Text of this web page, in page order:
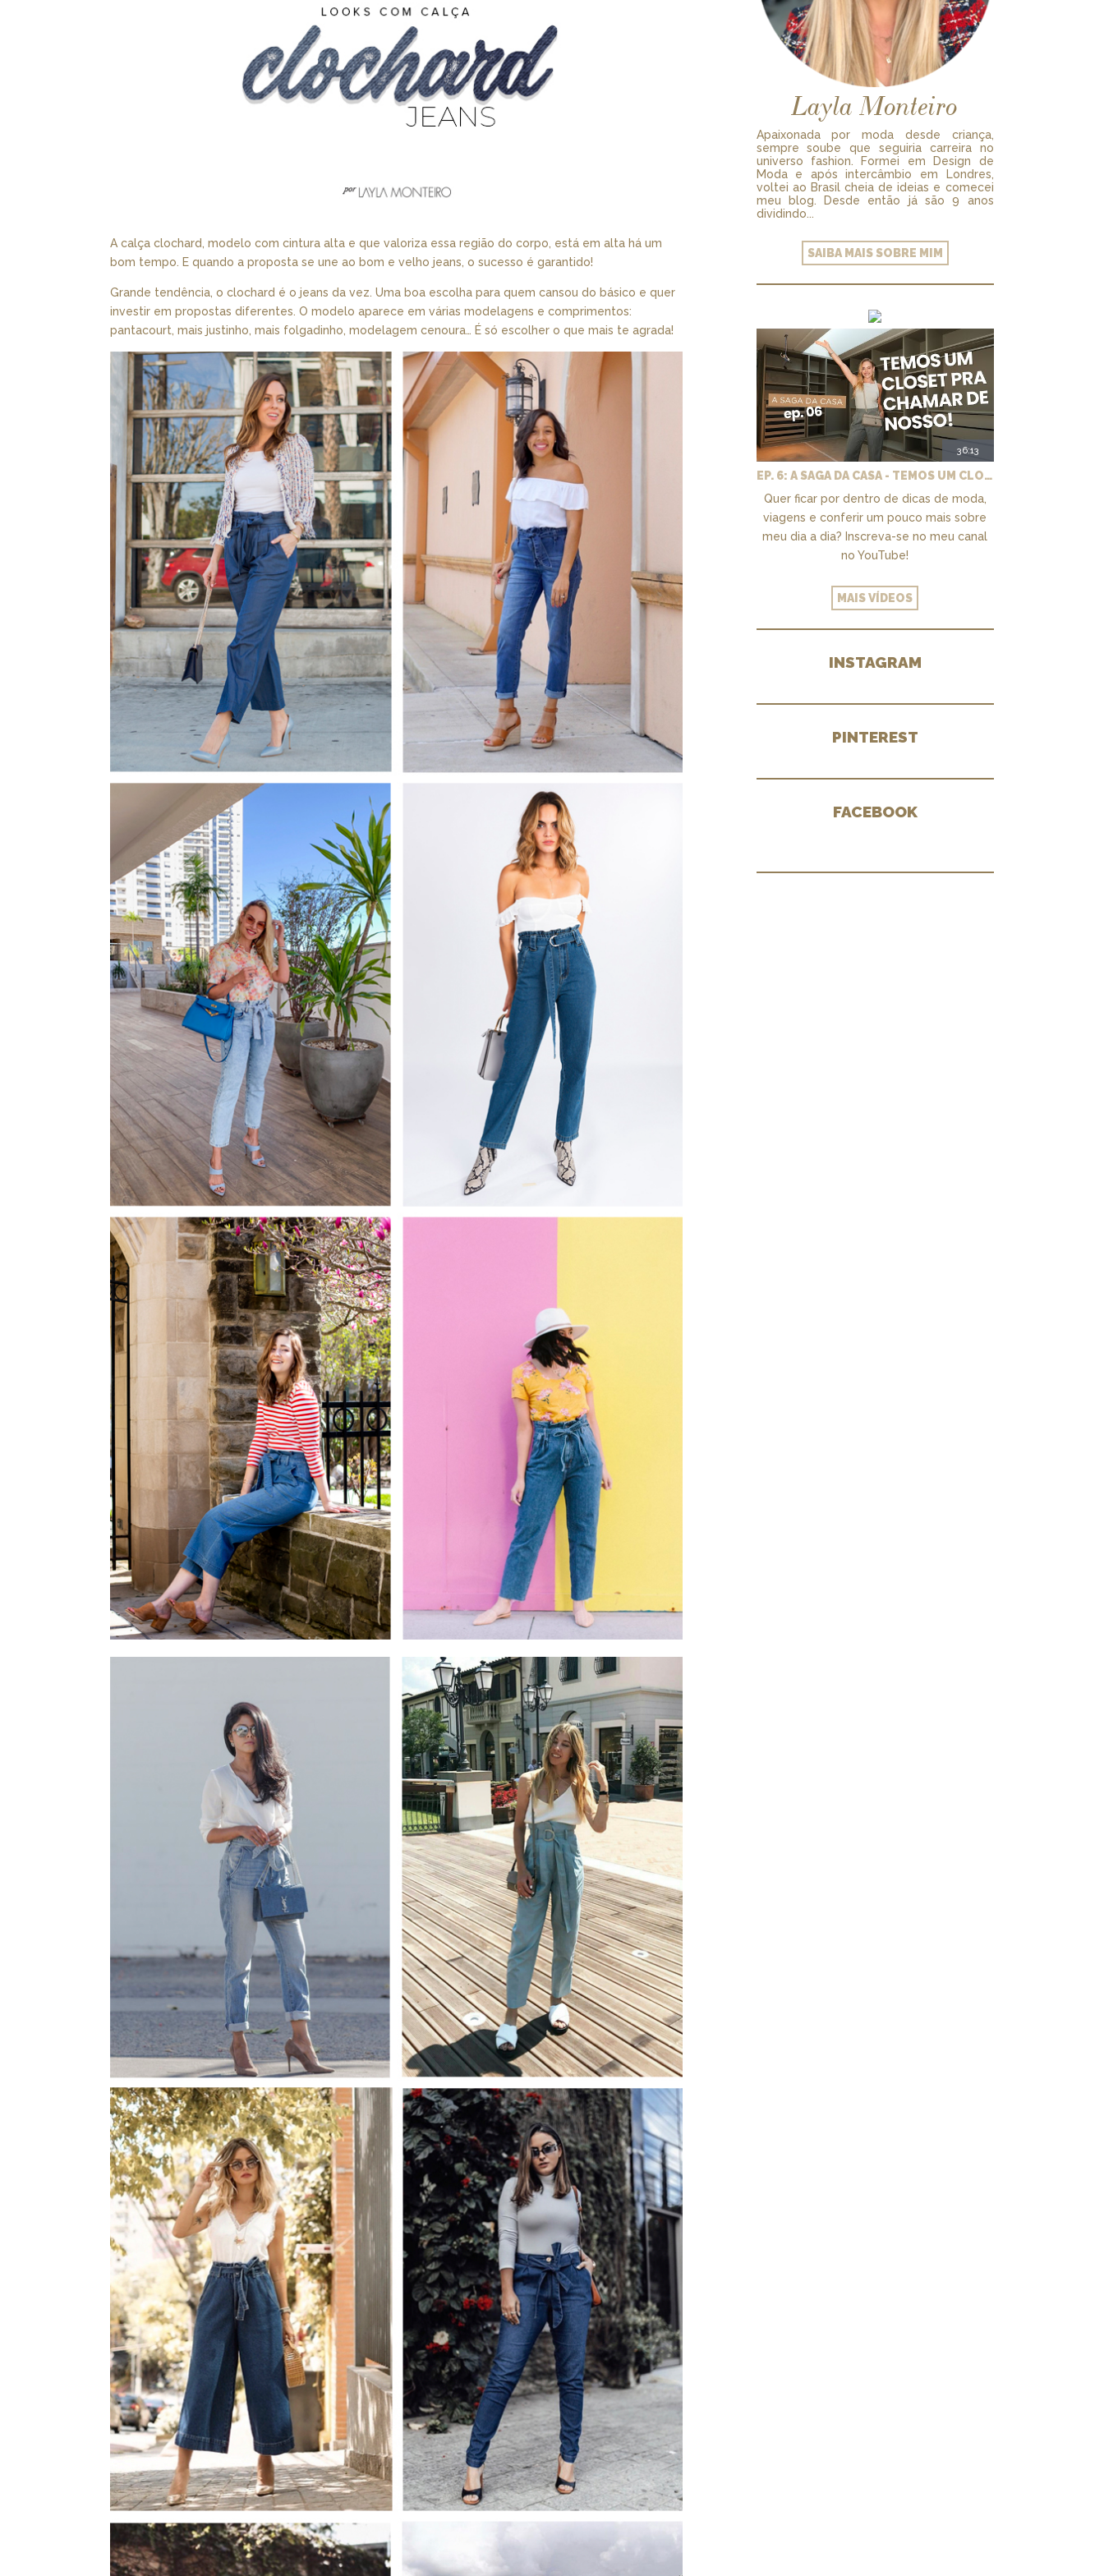
A calça clochard, modelo com cintura alta e que valoriza essa região do corpo, está em alta há um
bom tempo. E quando a proposta se une ao bom e velho jeans, o sucesso é garantido!
Grande tendência, o clochard é o jeans da vez. Uma boa escolha para quem cansou do básico e quer
investir em propostas diferentes. O modelo aparece em várias modelagens e comprimentos:
pantacourt, mais justinho, mais folgadinho, modelagem cenoura… É só escolher o que mais te agrada!
Layla Monteiro
Apaixonada por moda desde criança,
sempre soube que seguiria carreira no
universo fashion. Formei em Design de
Moda e após intercâmbio em Londres,
voltei ao Brasil cheia de ideias e comecei
meu blog. Desde então já são 9 anos
dividindo...
SAIBA MAIS SOBRE MIM
36:13
EP. 6: A SAGA DA CASA - TEMOS UM CLOSET PRA CHAMAR DE NOSSO + MARCENARIA E PAISAGISMO
Quer ficar por dentro de dicas de moda,
viagens e conferir um pouco mais sobre
meu dia a dia? Inscreva-se no meu canal
no YouTube!
MAIS VÍDEOS
INSTAGRAM
PINTEREST
FACEBOOK